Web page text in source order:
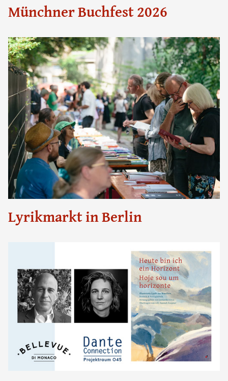
Münchner Buchfest 2026
Lyrikmarkt in Berlin